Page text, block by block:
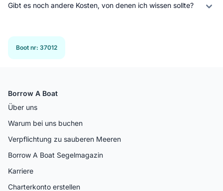
Gibt es noch andere Kosten, von denen ich wissen sollte?
Boot nr: 37012
Borrow A Boat
Über uns
Warum bei uns buchen
Verpflichtung zu sauberen Meeren
Borrow A Boat Segelmagazin
Karriere
Charterkonto erstellen